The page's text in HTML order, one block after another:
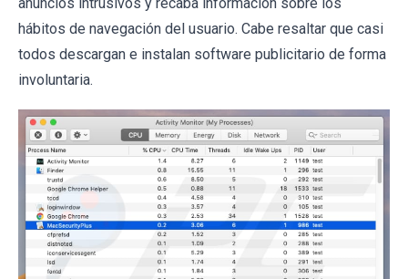
hábitos de navegación del usuario. Cabe resaltar que casi
todos descargan e instalan software publicitario de forma
involuntaria.